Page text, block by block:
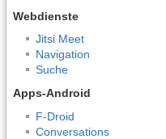
Webdienste
Jitsi Meet
Navigation
Suche
Apps-Android
F-Droid
Conversations